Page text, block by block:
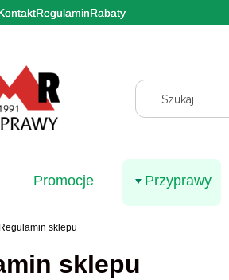
RegulaminRabaty
Promocje Przyprawy
Regulamin sklepu
sklepu